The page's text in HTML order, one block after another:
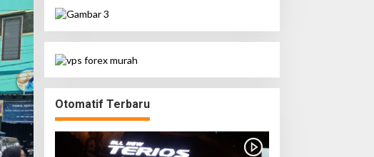
Otomatif Terbaru